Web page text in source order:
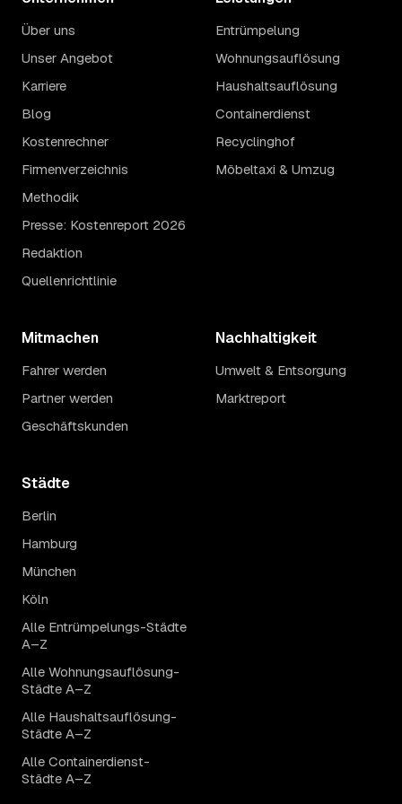
Über uns
Unser Angebot
Karriere
Blog
Kostenrechner
Firmenverzeichnis
Methodik
Presse: Kostenreport 2026
Redaktion
Quellenrichtlinie
Entrümpelung
Wohnungsauflösung
Haushaltsauflösung
Containerdienst
Recyclinghof
Möbeltaxi & Umzug
Mitmachen
Fahrer werden
Partner werden
Geschäftskunden
Nachhaltigkeit
Umwelt & Entsorgung
Marktreport
Städte
Berlin
Hamburg
München
Köln
Alle Entrümpelungs-Städte
A–Z
Alle Wohnungsauflösung-
Städte A–Z
Alle Haushaltsauflösung-
Städte A–Z
Alle Containerdienst-
Städte A–Z